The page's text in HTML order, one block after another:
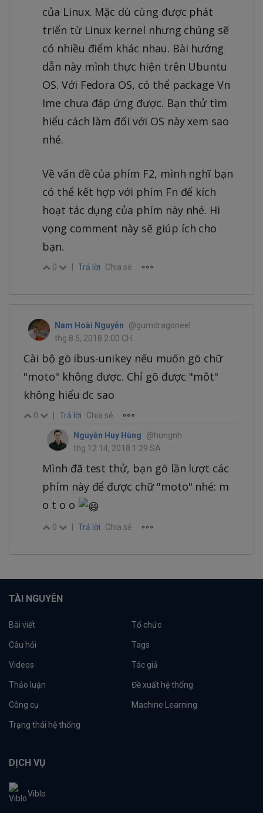
của Linux. Mặc dù cùng được phát
triển từ Linux kernel nhưng chúng sẽ
có nhiều điểm khác nhau. Bài hướng
dẫn này mình thực hiện trên Ubuntu
OS. Với Fedora OS, có thể package Vn
Ime chưa đáp ứng được. Bạn thử tìm
hiểu cách làm đối với OS này xem sao
nhé.
Về vấn đề của phím F2, mình nghĩ bạn
có thể kết hợp với phím Fn để kích
hoạt tác dụng của phím này nhé. Hi
vọng comment này sẽ giúp ích cho
bạn.
0 | Trả lời Chia sẻ
Nam Hoài Nguyễn
@gumdragoneel
thg 8 5, 2018 2:00 CH
Cài bộ gõ ibus-unikey nếu muốn gõ chữ
"moto" không được. Chỉ gõ được "môt"
không hiểu đc sao
0 | Trả lời Chia sẻ
Nguyễn Huy Hùng
@hungnh
thg 12 14, 2018 1:29 SA
Mình đã test thử, bạn gõ lần lượt các
phím này để được chữ "moto" nhé: m
o t o o
0 Trả lời Chia sẻ
TÀI NGUYÊN
Bài viết Tổ chức
Câu hỏi Tags
Videos Tác giả
Thảo luận Đề xuất hệ thống
Công cụ Machine Learning
Trạng thái hệ thống
DỊCH VỤ
Viblo